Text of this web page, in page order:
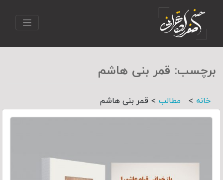
برچسب: قمر بنی هاشم
خانه > مطالب > قمر بنی هاشم